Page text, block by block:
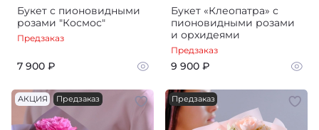
Букет с пионовидными
розами "Космос"
Предзаказ
7 900 ₽
Букет «Клеопатра» с
пионовидными розами
и орхидеями
Предзаказ
9 900 ₽
АКЦИЯ Предзаказ Предзаказ